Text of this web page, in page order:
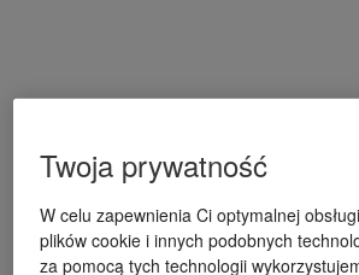
Twoja prywatność
W celu zapewnienia Ci optymalnej
plików cookie i innych podobnych
za pomocą tych technologii